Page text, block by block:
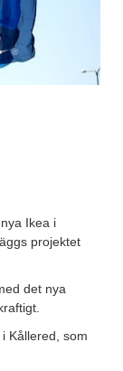
Ikea i
projektet
det nya
Kållered, som